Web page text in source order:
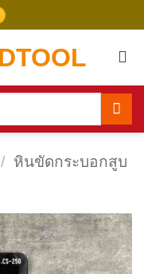
/ หินขัดกระบอกสูบ